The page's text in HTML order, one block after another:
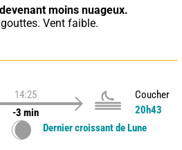
moins nuageux.
Vent faible.
14:25
-3 min
Coucher
20h43
Dernier croissant de Lune